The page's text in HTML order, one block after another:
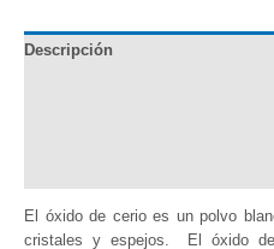
Descripción
El óxido de cerio es un polvo
cristales y espejos. El óxido